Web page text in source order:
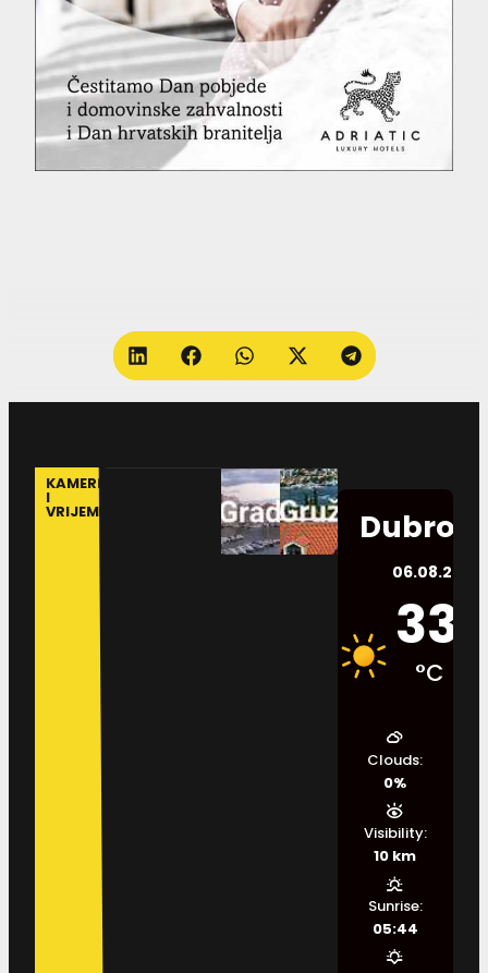
KAMERE
I
VRIJEME
06.08.2026.
33
°C
Clouds:
0%
Visibility:
10 km
Sunrise:
05:44